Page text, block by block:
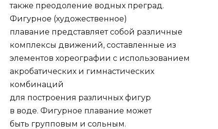
также преодоление водных преград.
Фигурное (художественное)
плавание представляет собой различные
комплексы движений, составленные из
элементов хореографии с использованием
акробатических и гимнастических
комбинаций
для построения различных фигур
в воде. Фигурное плавание может
быть групповым и сольным.